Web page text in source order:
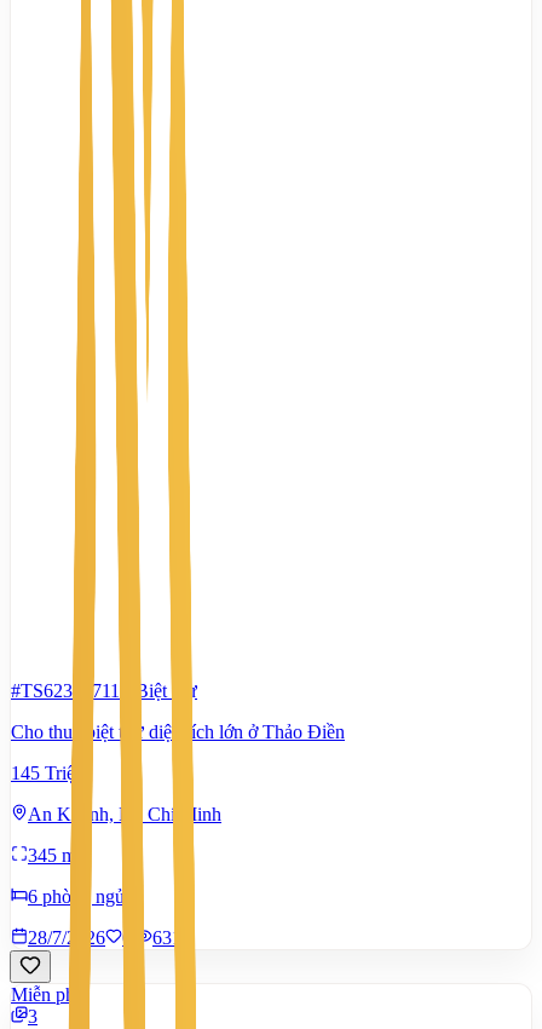
#TS62302711
Biệt thự
Cho thuê biệt thự diện tích lớn ở Thảo Điền
145 Triệu
An Khánh, Hồ Chí Minh
345 m²
6 phòng ngủ
28/7/2026
0 631
Miễn phí
3